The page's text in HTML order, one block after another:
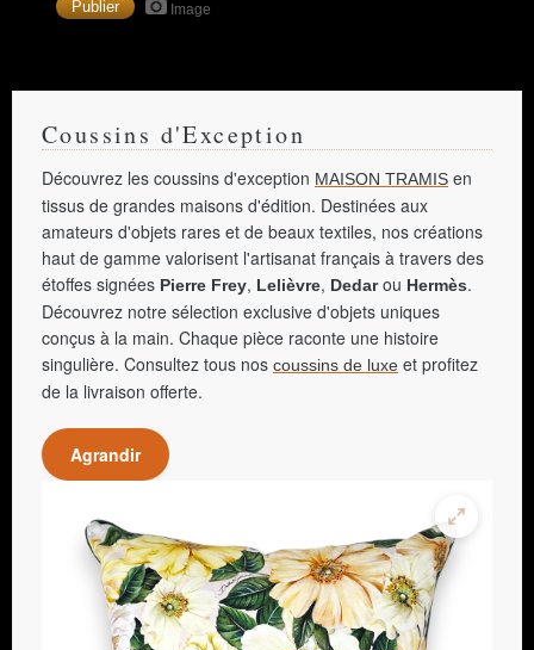
Image
Coussins d'Exception
Découvrez les coussins d'exception MAISON TRAMIS en
tissus de grandes maisons d'édition. Destinées aux
amateurs d'objets rares et de beaux textiles, nos créations
haut de gamme valorisent l'artisanat français à travers des
étoffes signées Pierre Frey, Lelièvre, Dedarou Hermès.
Découvrez notre sélection exclusive d'objets uniques
conçus à la main. Chaque pièce raconte une histoire
singulière. Consultez tous nos coussins de luxe et profitez
de la livraison offerte.
Agrandir